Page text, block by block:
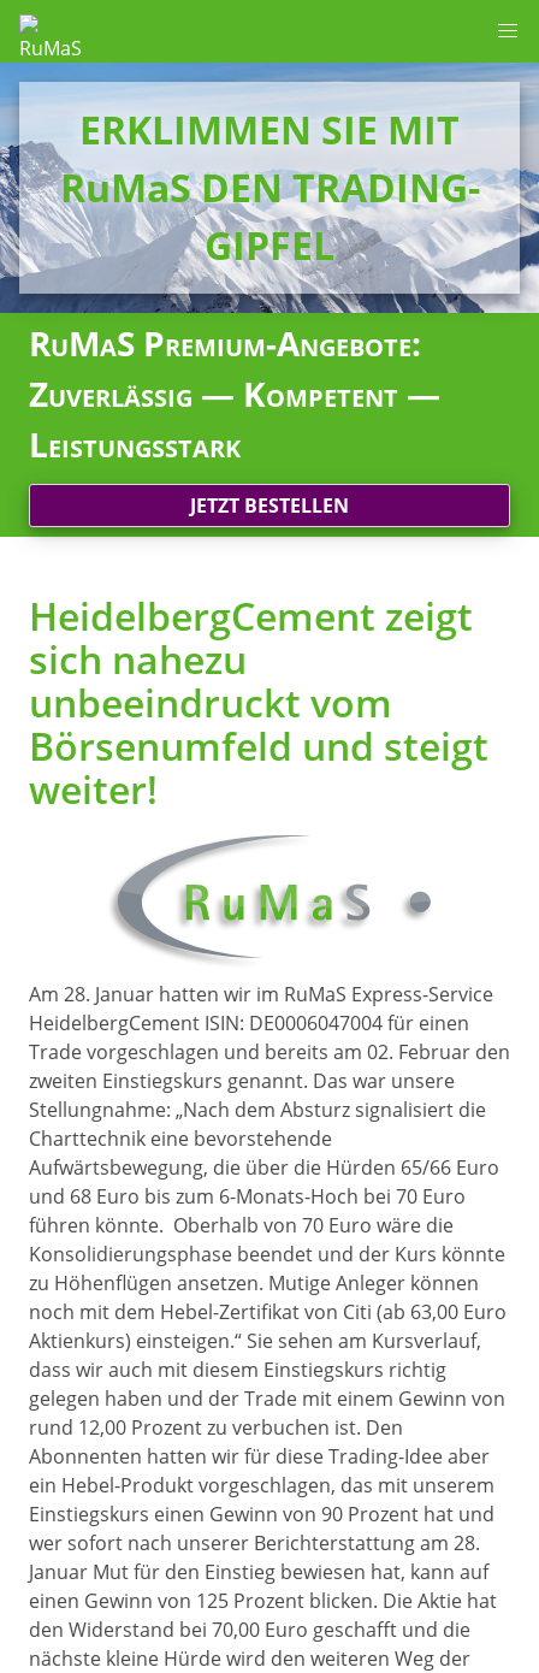
ERKLIMMEN SIE MIT
RuMaS DEN TRADING-
GIPFEL
RuMaS Premium-Angebote:
Zuverlässig — Kompetent —
Leistungsstark
JETZT BESTELLEN
HeidelbergCement zeigt
sich nahezu
unbeeindruckt vom
Börsenumfeld und steigt
weiter!
Am 28. Januar hatten wir im RuMaS Express-Service
HeidelbergCement ISIN: DE0006047004 für einen
Trade vorgeschlagen und bereits am 02. Februar den
zweiten Einstiegskurs genannt. Das war unsere
Stellungnahme: „Nach dem Absturz signalisiert die
Charttechnik eine bevorstehende
Aufwärtsbewegung, die über die Hürden 65/66 Euro
und 68 Euro bis zum 6-Monats-Hoch bei 70 Euro
führen könnte. Oberhalb von 70 Euro wäre die
Konsolidierungsphase beendet und der Kurs könnte
zu Höhenflügen ansetzen. Mutige Anleger können
noch mit dem Hebel-Zertifikat von Citi (ab 63,00 Euro
Aktienkurs) einsteigen.“ Sie sehen am Kursverlauf,
dass wir auch mit diesem Einstiegskurs richtig
gelegen haben und der Trade mit einem Gewinn von
rund 12,00 Prozent zu verbuchen ist. Den
Abonnenten hatten wir für diese Trading-Idee aber
ein Hebel-Produkt vorgeschlagen, das mit unserem
Einstiegskurs einen Gewinn von 90 Prozent hat und
wer sofort nach unserer Berichterstattung am 28.
Januar Mut für den Einstieg bewiesen hat, kann auf
einen Gewinn von 125 Prozent blicken. Die Aktie hat
den Widerstand bei 70,00 Euro geschafft und die
nächste kleine Hürde wird den weiteren Weg der